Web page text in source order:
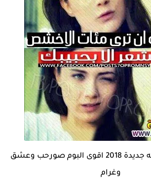
صورحب رومنسيه جديدة 2018 اقوى البوم صورحب وعشق
وغرام